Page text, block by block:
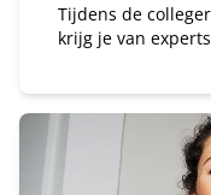
Tijdens de
krijg je van